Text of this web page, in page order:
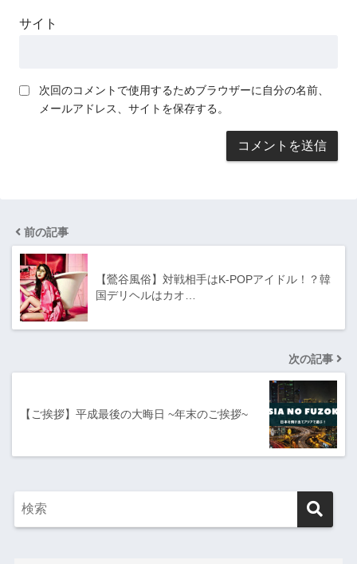
サイト
次回のコメントで使用するためブラウザーに自分の名前、
メールアドレス、サイトを保存する。
前の記事
【鶯谷風俗】対戦相手はK-POPアイドル！？韓
国デリヘルはカオ…
次の記事
【ご挨拶】平成最後の大晦日 ~年末のご挨拶~